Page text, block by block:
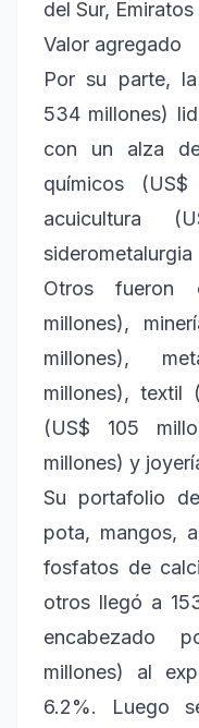
del Sur,
Valor agregado
Por su parte,
534 millones)
con un alza
químicos
acuicultura
Otros fueron
millones),
millones),
millones), textil
(US$ 105
millones) y
Su portafolio
pota, mangos,
fosfatos de
otros llegó a
encabezado
millones) al
6.2%. Luego